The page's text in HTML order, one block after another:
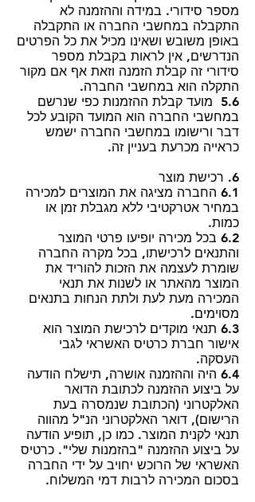
מספר סידורי. במידה וההזמנה לא
התקבלה במחשבי החברה או התקבלה
באופן משובש ושאינו מכיל את כל הפרטים
הנדרשים, אין לראות בקבלת מספר
סידורי זה קבלת הזמנה וזאת אף אם מקור
התקלה הוא במחשבי החברה.
5.6 מועד קבלת ההזמנות כפי שנרשם
במחשבי החברה הוא המועד הקובע לכל
דבר ורישומו במחשבי החברה ישמש
כראייה מכרעת בעניין זה.
6. רכישת מוצר
6.1 החברה מציגה את המוצרים למכירה
במחיר אטרקטיבי ללא מגבלת זמן או
כמות.
6.2 בכל מכירה יופיעו פרטי המוצר
והתנאים לרכישתו, בכל מקרה החברה
שומרת לעצמה את הזכות להוריד את
המוצר מהאתר או לשנות את תנאי
המכירה מעת לעת ולתת הנחות בתנאים
מסוימים.
6.3 תנאי מוקדים לרכישת המוצר הוא
אישור חברת כרטיס האשראי לגבי
העסקה.
6.4 היה וההזמנה אושרה, תישלח הודעה
על ביצוע ההזמנה לכתובת הדואר
האלקטרוני (הכתובת שנמסרה בעת
הרישום), דואר האלקטרוני הנ"ל מהווה
תנאי לקנית המוצר. כמו כן, תופיע הודעה
על ביצוע ההזמנה "בהזמנות שלי". כרטיס
האשראי של הרוכש יחויב על ידי החברה
בסכום המכירה לרבות דמי המשלוח.